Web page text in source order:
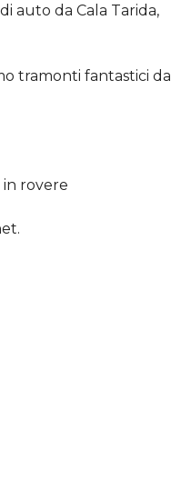
auto da Cala Tarida,
tramonti fantastici da
rovere